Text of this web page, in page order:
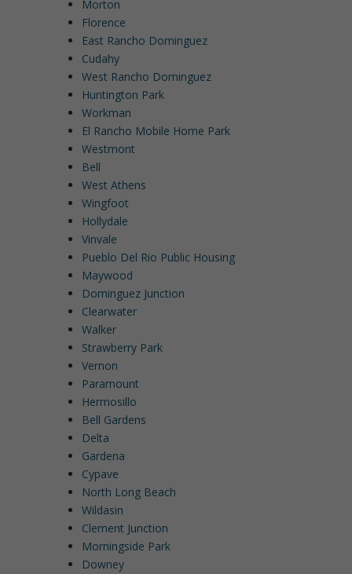
Morton
Florence
East Rancho Dominguez
Cudahy
West Rancho Dominguez
Huntington Park
Workman
El Rancho Mobile Home Park
Westmont
Bell
West Athens
Wingfoot
Hollydale
Vinvale
Pueblo Del Rio Public Housing
Maywood
Dominguez Junction
Clearwater
Walker
Strawberry Park
Vernon
Paramount
Hermosillo
Bell Gardens
Delta
Gardena
Cypave
North Long Beach
Wildasin
Clement Junction
Morningside Park
Downey